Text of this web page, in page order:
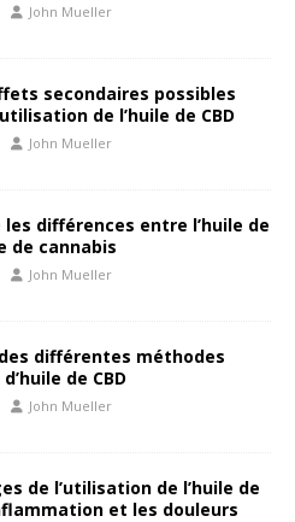
John Mueller
secondaires possibles
de l’huile de CBD
John Mueller
les différences entre l’huile de
de cannabis
John Mueller
différentes méthodes
de CBD
John Mueller
de l’utilisation de l’huile de
et les douleurs